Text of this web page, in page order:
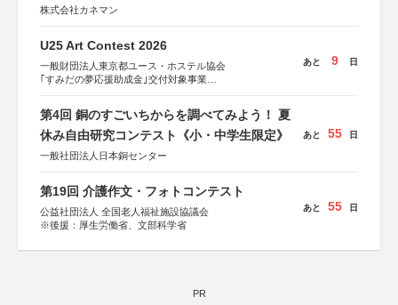
株式会社カネマン
U25 Art Contest 2026
一般財団法人東京都ユース・ホステル協会
｢すみだの夢応援助成金｣交付対象事業
あと 9 日
第4回 銅のすごいちからを調べてみよう！ 夏
休み自由研究コンテスト《小・中学生限定》
一般社団法人日本銅センター
あと 55 日
第19回 介護作文・フォトコンテスト
公益社団法人 全国老人福祉施設協議会
※後援：厚生労働省、文部科学省
あと 55 日
PR